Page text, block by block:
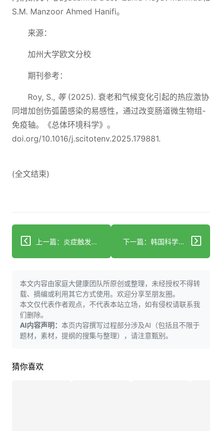
S.M. Manzoor Ahmed Hanifi。
来源：
加州大学欧文分校
期刊参考：
Roy, S., 等(2025). 衰老和气候变化引起的热应激协
同增加创伤弧菌感染的易感性，通过改变肠道微生物组-
免疫轴。《总体环境科学》。
doi.org/10.1016/j.scitotenv.2025.179881.
(全文结束)
上一篇：炎症触发前列腺癌形成 下一篇：韩国科学家揭示衰老如何通过血液传播
本文内容由家庭大健康团队所原创或整理，未经授权不得转
载、摘编或利用其它方式使用。欢迎分享至朋友圈。
本文仅代表作者观点，不代表本站立场，如有侵权请联系我
们删除。
AI内容声明： 本页内容撰写过程部分涉及AI（包括且不限于
题材，素材，提纲的搜集与整理），请注意甄别。
猜你喜欢